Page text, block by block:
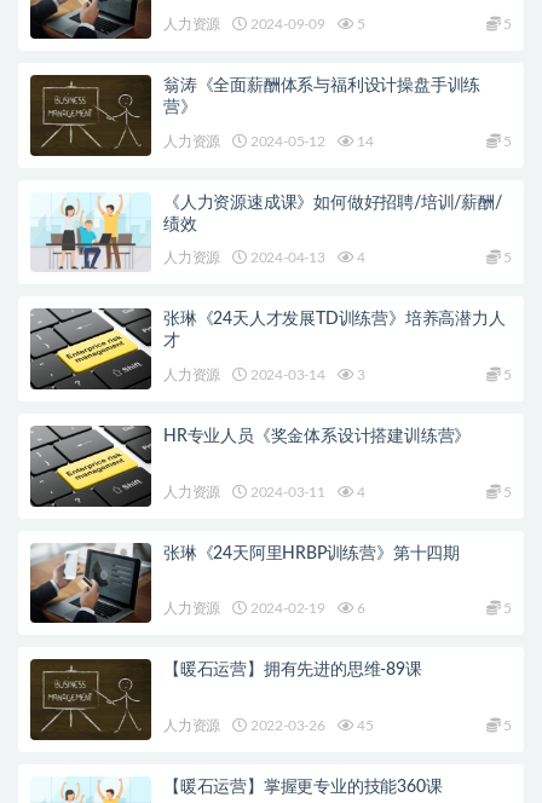
人力资源 2024-09-09 5 5
翁涛《全面薪酬体系与福利设计操盘手训练
营》
人力资源 2024-05-12 14 5
《人力资源速成课》如何做好招聘/培训/薪酬/
绩效
人力资源 2024-04-13 4 5
张琳《24天人才发展TD训练营》培养高潜力人
才
人力资源 2024-03-14 3 5
HR专业人员《奖金体系设计搭建训练营》
人力资源 2024-03-11 4 5
张琳《24天阿里HRBP训练营》第十四期
人力资源 2024-02-19 6 5
【暖石运营】拥有先进的思维-89课
人力资源 2022-03-26 45 5
【暖石运营】掌握更专业的技能360课